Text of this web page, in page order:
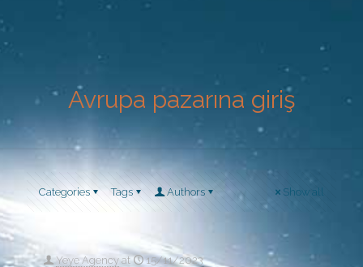
Avrupa pazarına giriş
Categories Tags Authors Show all
Yeye Agency at 15/11/2023